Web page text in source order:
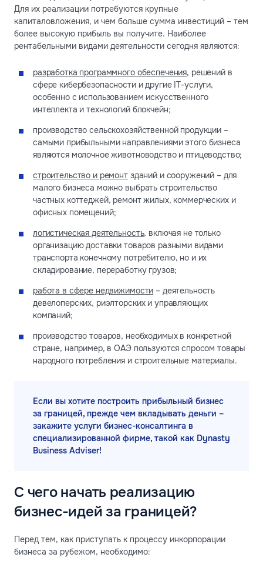
Для их реализации потребуются крупные
капиталовложения, и чем больше сумма инвестиций – тем
более высокую прибыль вы получите. Наиболее
рентабельными видами деятельности сегодня являются:
разработка программного обеспечения, решений в
сфере кибербезопасности и другие IT-услуги,
особенно с использованием искусственного
интеллекта и технологий блокчейн;
производство сельскохозяйственной продукции –
самыми прибыльными направлениями этого бизнеса
являются молочное животноводство и птицеводство;
строительство и ремонтзданий и сооружений – для
малого бизнеса можно выбрать строительство
частных коттеджей, ремонт жилых, коммерческих и
офисных помещений;
логистическая деятельность, включая не только
организацию доставки товаров разными видами
транспорта конечному потребителю, но и их
складирование, переработку грузов;
работа в сфере недвижимости – деятельность
девелоперских, риэлторских и управляющих
компаний;
производство товаров, необходимых в конкретной
стране, например, в ОАЭ пользуются спросом товары
народного потребления и строительные материалы.
Если вы хотите построить прибыльный бизнес
за границей, прежде чем вкладывать деньги –
закажите услуги бизнес-консалтинга в
специализированной фирме, такой как Dynasty
Business Adviser!
С чего начать реализацию
бизнес-идей за границей?
Перед тем, как приступать к процессу инкорпорации
бизнеса за рубежом, необходимо: